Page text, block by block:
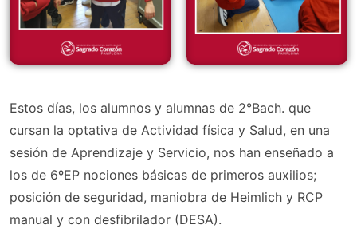
Estos días, los alumnos y alumnas de 2°Bach. que
cursan la optativa de Actividad física y Salud, en una
sesión de Aprendizaje y Servicio, nos han enseñado a
los de 6ºEP nociones básicas de primeros auxilios;
posición de seguridad, maniobra de Heimlich y RCP
manual y con desfibrilador (DESA).